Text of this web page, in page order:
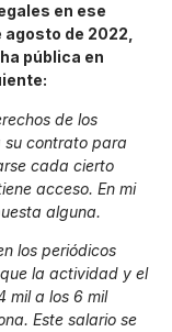
en ese
agosto de 2022,
pública en
de los
su contrato para
cada cierto
acceso. En mi
alguna.
los periódicos
la actividad y el
mil a los 6 mil
Este salario se